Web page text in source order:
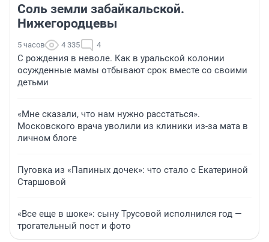
Соль земли забайкальской.
Нижегородцевы
5 часов 4 335 4
С рождения в неволе. Как в уральской колонии
осужденные мамы отбывают срок вместе со своими
детьми
«Мне сказали, что нам нужно расстаться».
Московского врача уволили из клиники из-за мата в
личном блоге
Пуговка из «Папиных дочек»: что стало с Екатериной
Старшовой
«Все еще в шоке»: сыну Трусовой исполнился год —
трогательный пост и фото